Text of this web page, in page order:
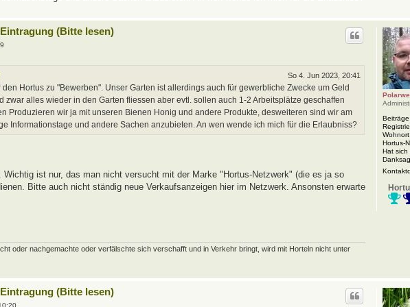
Beiträge:
Wohnort:
Hortus-
Hat
(Bitte lesen)
So 4. Jun 2023, 20:41
Hortus zu "Bewerben". Unser Garten ist allerdings auch für gewerbliche Zwecke um Geld
zwar alles wieder in den Garten fliessen aber evtl. sollen auch 1-2 Arbeitsplätze geschaffen
Produzieren wir ja mit unseren Bienen Honig und andere Produkte, desweiteren sind wir am
Informationstage und andere Sachen anzubieten. An wen wende ich mich für die Erlaubniss?
Wichtig ist nur, das man nicht versucht mit der Marke "Hortus-Netzwerk" (die es ja so
Bitte auch nicht ständig neue Verkaufsanzeigen hier im Netzwerk. Ansonsten erwarte
oder nachgemachte oder verfälschte sich verschafft und in Verkehr bringt, wird mit Horteln nicht unter
(Bitte lesen)